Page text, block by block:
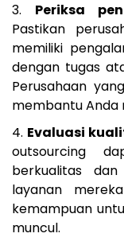
Periksa
Pastikan
memiliki
dengan tugas
Perusahaan
membantu Anda
Evaluasi
outsourcing
berkualitas
layanan
kemampuan
muncul.